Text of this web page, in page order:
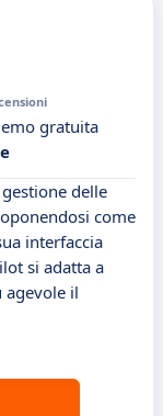
gratuita
delle
come
interfaccia
si adatta a
agevole il